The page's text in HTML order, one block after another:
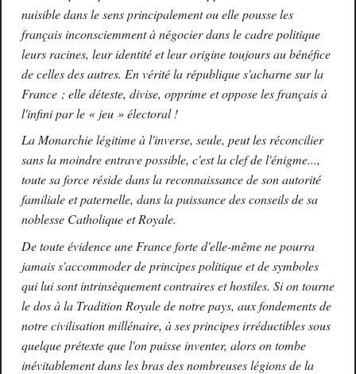
nuisible dans le sens principalement ou elle pousse les
français inconsciemment à négocier dans le cadre politique
leurs racines, leur identité et leur origine toujours au bénéfice
de celles des autres. En vérité la république s'acharne sur la
France ; elle déteste, divise, opprime et oppose les français à
l'infini par le « jeu » électoral !
La Monarchie légitime à l'inverse, seule, peut les réconcilier
sans la moindre entrave possible, c'est la clef de l'énigme...,
toute sa force réside dans la reconnaissance de son autorité
familiale et paternelle, dans la puissance des conseils de sa
noblesse Catholique et Royale.
De toute évidence une France forte d'elle-même ne pourra
jamais s'accommoder de principes politique et de symboles
qui lui sont intrinsèquement contraires et hostiles. Si on tourne
le dos à la Tradition Royale de notre pays, aux fondements de
notre civilisation millénaire, à ses principes irréductibles sous
quelque prétexte que l'on puisse inventer, alors on tombe
inévitablement dans les bras des nombreuses légions de la